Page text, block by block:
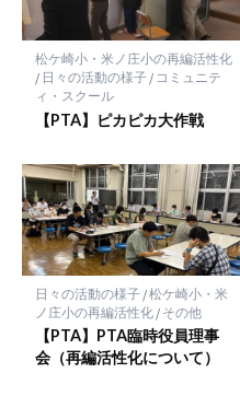
松ケ崎小・米ノ庄小の再編活性化
/ 日々の活動の様子/ コミュニテ
ィ・スクール
【PTA】ピカピカ大作戦
日々の活動の様子/松ケ崎小・米
ノ庄小の再編活性化/ その他
【PTA】PTA臨時役員理事
会（再編活性化について）